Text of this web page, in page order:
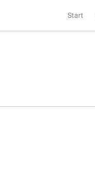
Start